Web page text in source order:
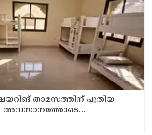
താമസത്തിന് പുതിയ
അവസാനത്തോടെ